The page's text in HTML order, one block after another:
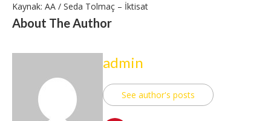
Kaynak: AA / Seda Tolmaç – İktisat
About The Author
admin
See author's posts